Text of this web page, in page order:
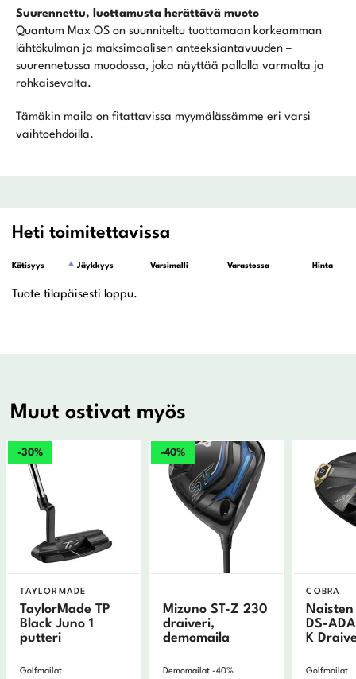
Suurennettu, luottamusta herättävä muoto
Quantum Max OS on suunniteltu tuottamaan korkeamman
lähtökulman ja maksimaalisen anteeksiantavuuden –
suurennetussa muodossa, joka näyttää pallolla varmalta ja
rohkaisevalta.
Tämäkin maila on fitattavissa myymälässämme eri varsi
vaihtoehdoilla.
Heti toimitettavissa
Kätisyys Jäykkyys Varsimalli Varastossa Hinta
Muut ostivat myös
-30%
TAYLORMADE
TaylorMade TP
Black Juno 1
putteri
Golfmailat
-40%
Mizuno ST-Z 230
draiveri,
demomaila
Demomailat -40%
COBRA
DS-
K
Golfmailat